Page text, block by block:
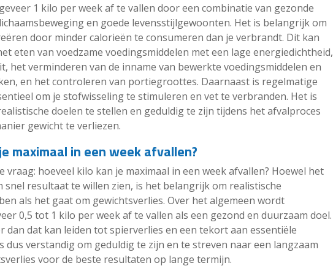
1 kilo per week af te vallen door een combinatie van gezonde
en goede levensstijlgewoonten. Het is belangrijk om
door minder calorieën te consumeren dan je verbrandt. Dit kan
eten van voedzame voedingsmiddelen met een lage energiedichtheid,
het verminderen van de inname van bewerkte voedingsmiddelen en
en het controleren van portiegroottes. Daarnaast is regelmatige
om je stofwisseling te stimuleren en vet te verbranden. Het is
doelen te stellen en geduldig te zijn tijdens het afvalproces
gewicht te verliezen.
maximaal in een week afvallen?
vraag: hoeveel kilo kan je maximaal in een week afvallen? Hoewel het
snel resultaat te willen zien, is het belangrijk om realistische
als het gaat om gewichtsverlies. Over het algemeen wordt
0,5 tot 1 kilo per week af te vallen als een gezond en duurzaam doel.
dan dat kan leiden tot spierverlies en een tekort aan essentiële
dus verstandig om geduldig te zijn en te streven naar een langzaam
voor de beste resultaten op lange termijn.